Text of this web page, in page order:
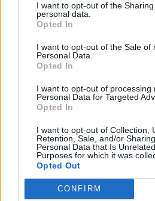
I want to opt-out of the
personal data.
Opted In
I want to opt-out of the Sale of
Personal Data.
Opted In
I want to opt-out of processing
Personal Data for Targeted
Opted In
I want to opt-out of Collection,
Retention, Sale, and/or
Personal Data that Is
Purposes for which it was
Opted Out
CONFIRM
A kánikula
ígérkezik a
A Sepsi
fogadja,
– a hétfői
Krónika